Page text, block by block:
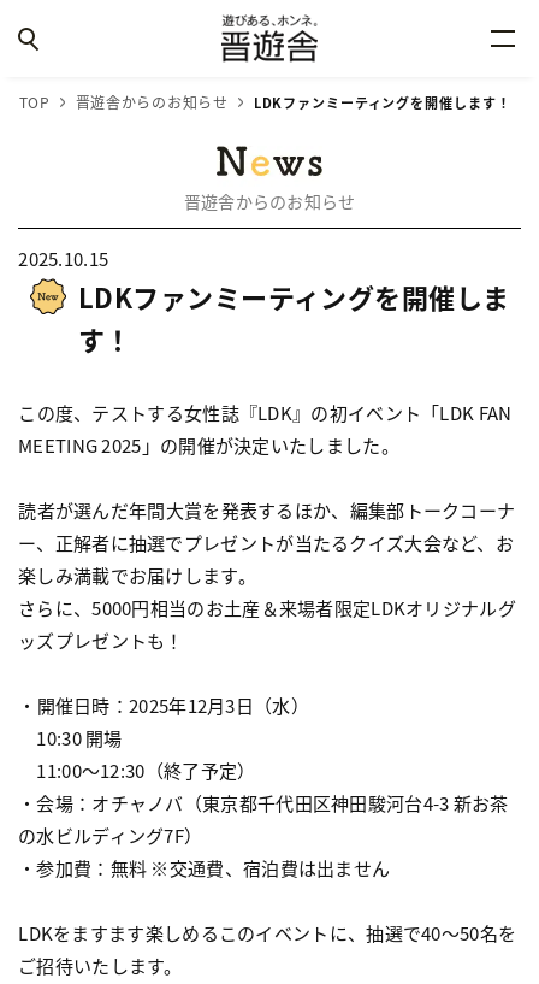
TOP 晋遊舎からのお知らせ LDKファンミーティングを開催します！
晋遊舎からのお知らせ
2025.10.15
LDKファンミーティングを開催しま
す！
この度、テストする女性誌『LDK』の初イベント「LDK FAN
MEETING 2025」の開催が決定いたしました。
読者が選んだ年間大賞を発表するほか、編集部トークコーナ
ー、正解者に抽選でプレゼントが当たるクイズ大会など、お
楽しみ満載でお届けします。
さらに、5000円相当のお土産＆来場者限定LDKオリジナルグ
ッズプレゼントも！
・開催日時：2025年12月3日（水）
10:30 開場
11:00〜12:30（終了予定）
・会場：オチャノバ（東京都千代田区神田駿河台4-3 新お茶
の水ビルディング7F）
・参加費：無料 ※交通費、宿泊費は出ません
LDKをますます楽しめるこのイベントに、抽選で40〜50名を
ご招待いたします。